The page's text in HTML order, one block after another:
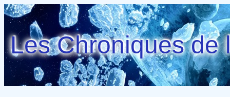
Les Chroniques de